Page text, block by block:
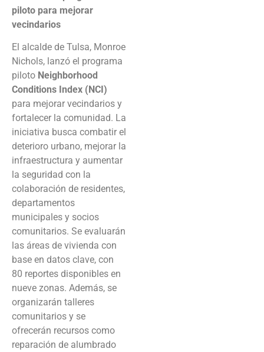
piloto para mejorar
vecindarios
El alcalde de Tulsa, Monroe
Nichols, lanzó el programa
piloto Neighborhood
Conditions Index (NCI)
para mejorar vecindarios y
fortalecer la comunidad. La
iniciativa busca combatir el
deterioro urbano, mejorar la
infraestructura y aumentar
la seguridad con la
colaboración de residentes,
departamentos
municipales y socios
comunitarios. Se evaluarán
las áreas de vivienda con
base en datos clave, con
80 reportes disponibles en
nueve zonas. Además, se
organizarán talleres
comunitarios y se
ofrecerán recursos como
reparación de alumbrado